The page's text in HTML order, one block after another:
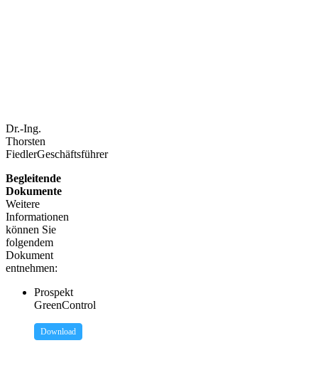
Dr.-Ing.
Thorsten
FiedlerGeschäftsführer
Begleitende
Dokumente
Weitere
Informationen
können Sie
folgendem
Dokument
entnehmen:
Prospekt
GreenControl
Download